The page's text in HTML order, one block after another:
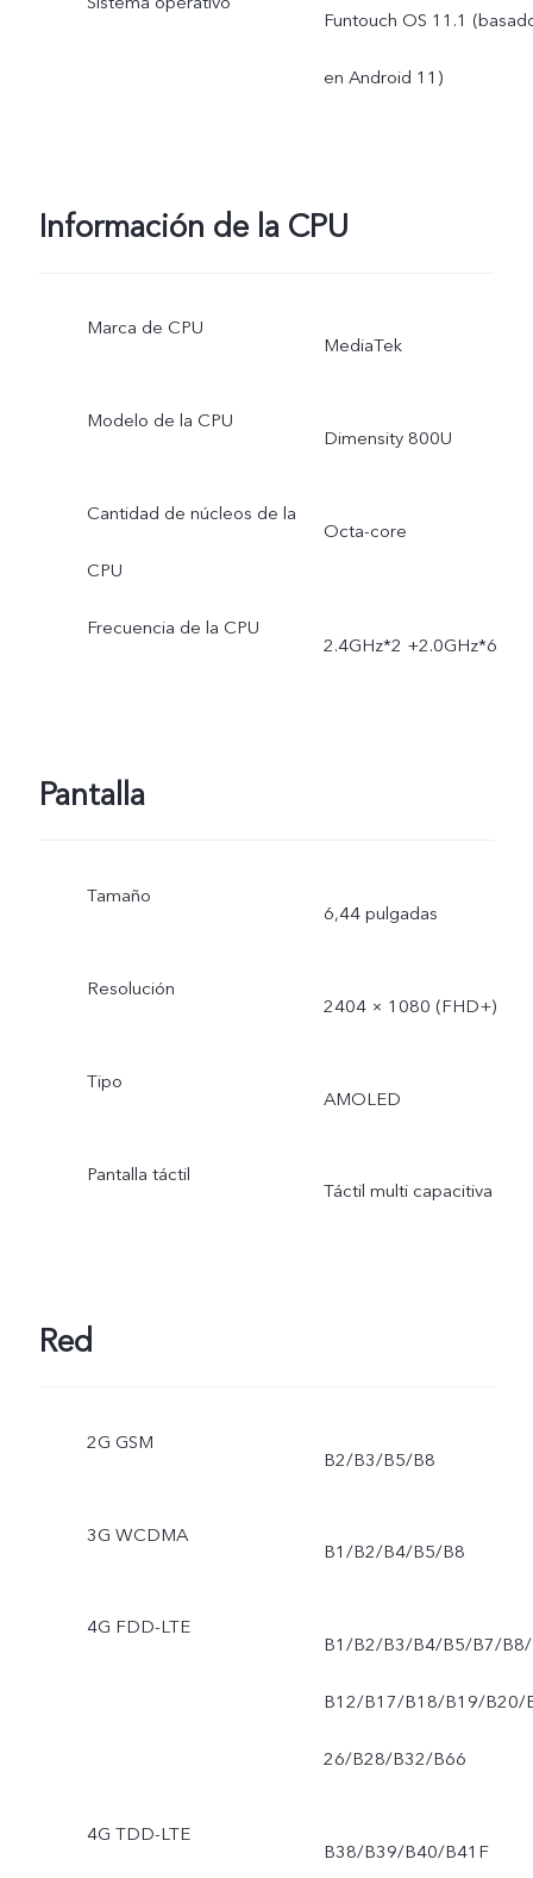
Funtouch OS 11.1
en Android 11)
Información de la CPU
Marca de CPU
MediaTek
Modelo de la CPU
Dimensity 800U
Cantidad de núcleos de la
CPU
Octa-core
Frecuencia de la CPU
2.4GHz*2 +2.0GHz*6
Pantalla
Tamaño
6,44 pulgadas
Resolución
2404 × 1080 (FHD+)
Tipo
AMOLED
Pantalla táctil
Táctil multi capacitiva
Red
2G GSM
B2/B3/B5/B8
3G WCDMA
B1/B2/B4/B5/B8
4G FDD-LTE
B1/B2/B3/B4/B5/B7/B8/
B12/B17/B18/B19/B20/
26/B28/B32/B66
4G TDD-LTE
B38/B39/B40/B41F